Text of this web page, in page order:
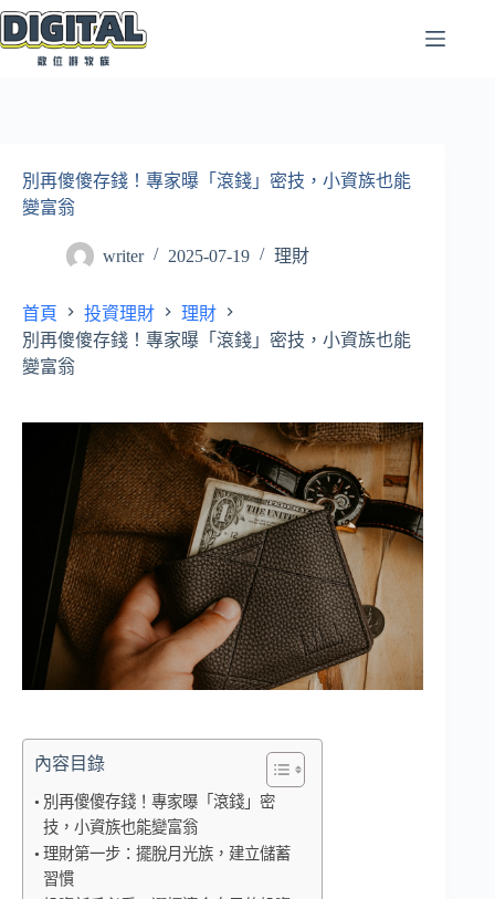
跳
至
別再傻傻存錢！專家曝「滾錢」密技，小資族也能
變富翁
writer 2025-07-19 理財
首頁 投資理財
理財
別再傻傻存錢！專家曝「滾錢」密技，小資族也能
變富翁
內容目錄
別再傻傻存錢！專家曝「滾錢」密
技，小資族也能變富翁
理財第一步：擺脫月光族，建立儲蓄
習慣